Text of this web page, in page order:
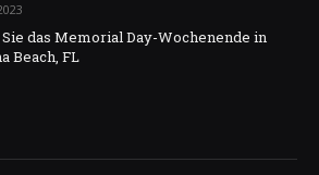
das Memorial Day-Wochenende in
Beach, FL